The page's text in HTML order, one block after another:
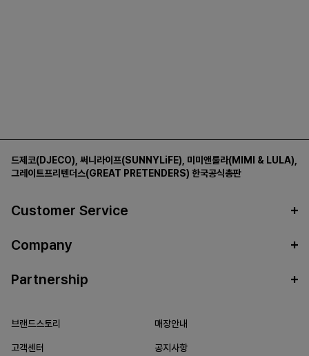
드제코(DJECO) 써니라이프(SUNNYLiFE) 미미앤룰라(MIMI & LULA)
그레이트프리텐더스(GREAT PRETENDERS) 한국공식총판
Customer Service
Company
Partnership
브랜드스토리 매장안내
고객센터 공지사항